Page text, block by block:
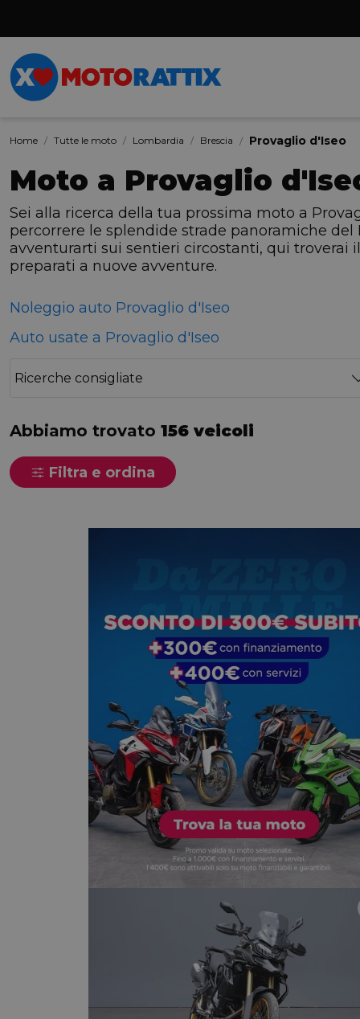
Home Tutte le moto Lombardia Brescia Provaglio d'Iseo
Moto a Provaglio
Sei alla ricerca della tua prossima moto a
percorrere le splendide strade panoramiche
avventurarti sui sentieri circostanti, qui troverai
preparati a nuove avventure.
Noleggio auto Provaglio d'Iseo
Auto usate a Provaglio d'Iseo
Ricerche consigliate
Abbiamo trovato 156 veicoli
Filtra e ordina